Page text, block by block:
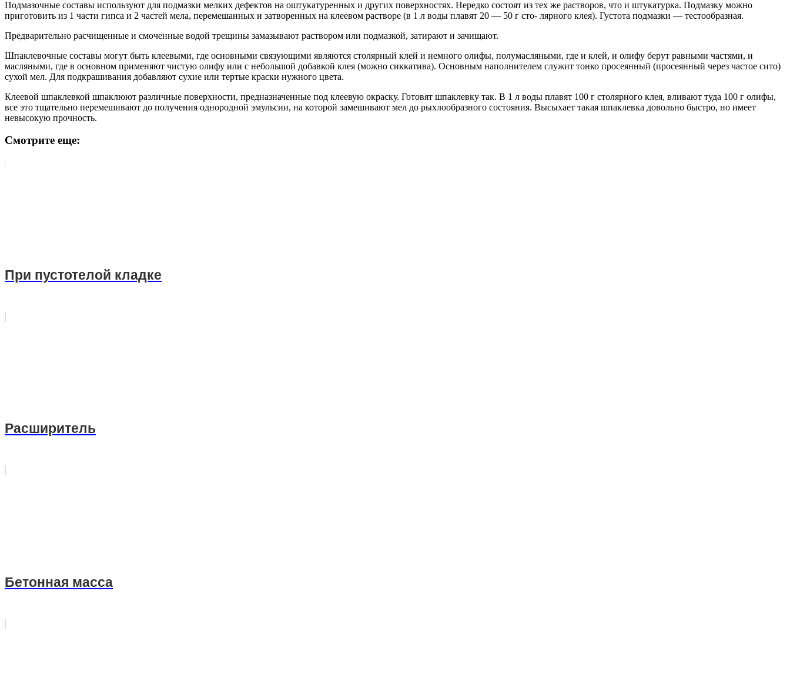
Подмазочные составы используют для подмазки мелких дефектов на оштукатуренных и других поверхностях. Нередко состоят из тех же растворов, что и штукатурка. Подмазку можно
приготовить из 1 части гипса и 2 частей мела, перемешанных и затворенных на клеевом растворе (в 1 л воды плавят 20 — 50 г сто- лярного клея). Густота подмазки — тестообразная.
Предварительно расчищенные и смоченные водой трещины замазывают раствором или подмазкой, затирают и зачищают.
Шпаклевочные составы могут быть клеевыми, где основными связующими являются столярный клей и немного олифы, полумасляными, где и клей, и олифу берут равными частями, и
масляными, где в основном применяют чистую олифу или с небольшой добавкой клея (можно сиккатива). Основным наполнителем служит тонко просеянный (просеянный через частое сито)
сухой мел. Для подкрашивания добавляют сухие или тертые краски нужного цвета.
Клеевой шпаклевкой шпаклюют различные поверхности, предназначенные под клеевую окраску. Готовят шпаклевку так. В 1 л воды плавят 100 г столярного клея, вливают туда 100 г олифы,
все это тщательно перемешивают до получения однородной эмульсии, на которой замешивают мел до рыхлообразного состояния. Высыхает такая шпаклевка довольно быстро, но имеет
невысокую прочность.
Смотрите еще:
При пустотелой кладке
Расширитель
Бетонная масса